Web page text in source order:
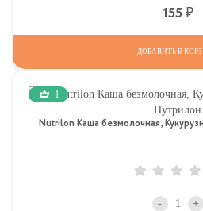
155
ДОБАВИТЬ В
1
Nutrilon Каша безмолочная,
- +